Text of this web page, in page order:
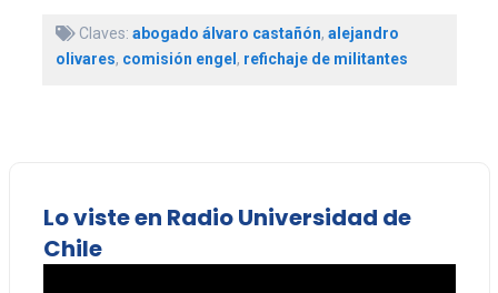
Claves: abogado álvaro castañón, alejandro
olivares, comisión engel, refichaje de militantes
Lo viste en Radio Universidad de
Chile